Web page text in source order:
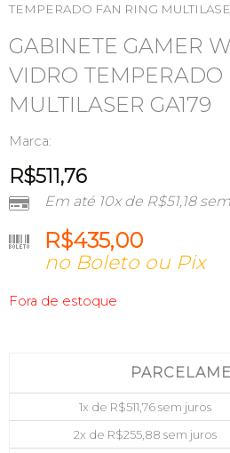
TEMPERADO FAN RING
GABINETE GAMER
VIDRO TEMPERADO
MULTILASER GA179
Marca:
R$511,76
Em até 10x de R$51,18
R$435,00
no Boleto ou Pix
Fora de estoque
1x de R$511,76sem juros
2x de R$255,88 sem juros